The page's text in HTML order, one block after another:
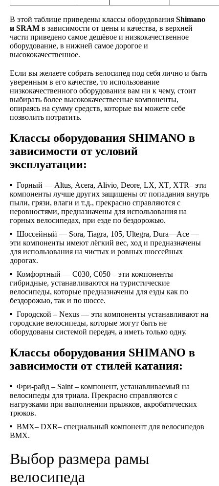
В этой таблице приведены классы оборудования Shimano
и SRAM в зависимости от цены и качества, в верхней
части приведено самое дешёвое и низкокачественное
оборудование, в нижней самое дорогое и
высококачественное.
Если вы желаете собрать велосипед под себя лично и быть
уверенным в его качестве, то использование
низкокачественного оборудования вам ни к чему, стоит
выбирать более высококачествееные компоненты,
опираясь на сумму средств, которые вы можете себе
позволить потратить.
Классы оборудования SHIMANO в
зависимости от условий
эксплуатации:
Горный — Altus, Acera, Alivio, Deore, LX, XT, XTR– эти
компоненты лучше других защищены от попадания внутрь
пыли, грязи, влаги и т.д., прекрасно справляются с
неровностями, предназначены для использования на
горных велосипедах, при езде по бездорожью.
Шоссейный — Sora, Tiagra, 105, Ultegra, Dura—Ace —
эти компоненты имеют лёгкий вес, ход и предназначены
для использования на чистых и ровных шоссейных
дорогах.
Комфортный — С030, С050 – эти компоненты
гибридные, устанавливаются на туристические
велосипеды, которые предназначены для езды как по
бездорожью, так и по шоссе.
Городской – Nexus — эти компоненты устанавливают на
городские велосипеды, которые могут быть не
оборудованы системой передач, а иметь только одну.
Классы оборудования SHIMANO в
зависимости от стилей катания:
Фри-райд – Saint – компонент, устанавливаемый на
велосипеды для триала. Прекрасно справляются с
нагрузками при выполнении прыжков, акробатических
трюков.
BMX– DXR– специальный компонент для велосипедов
BMX.
Выбор размера рамы
велосипеда